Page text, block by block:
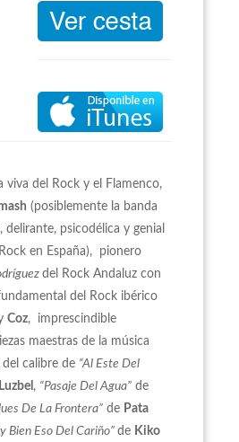
viva del Rock y el Flamenco,
(posiblemente la banda
delirante, psicodélica y genial
en España), pionero
del Rock Andaluz con
del Rock ibérico
Coz, imprescindible
maestras de la música
calibre de “Al Este Del
, “Pasaje Del Agua” de
De La Frontera” de Pata
Bien Eso Del Cariño” de Kiko